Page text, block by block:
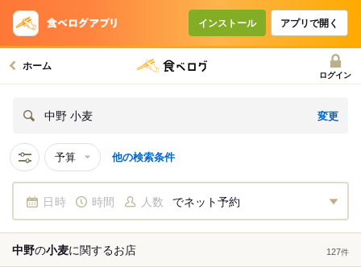
インストール アプリで開く
ホーム
ログイン
中野 小麦 変更
予算 他の検索条件
日時 時間 人数 でネット予約
中野の小麦に関するお店 127件